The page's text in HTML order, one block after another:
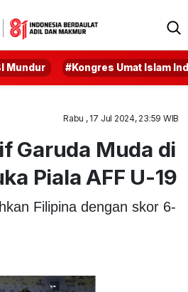
Mundur #Kongres Umat Islam
Rabu , 17 Jul 2024, 23:59 WIB
Garuda Muda di
Piala AFF U-19
Filipina dengan skor 6-